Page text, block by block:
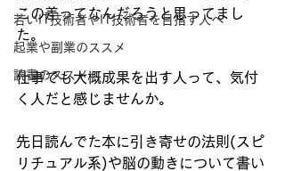
若いIT技術者やIT技術者を目指す人へ
起業や副業のススメ
読書のススメ
この差ってなんだろうと思ってまし
た。
仕事でも大概成果を出す人って、気付
く人だと感じませんか。
先日読んでた本に引き寄せの法則(スピ
リチュアル系)や脳の動きについて書い